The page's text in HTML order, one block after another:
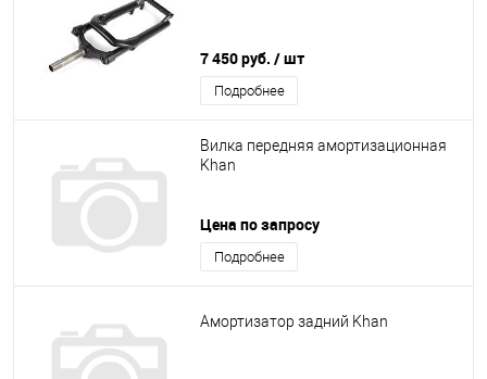
7 450 руб. / шт
Подробнее
Вилка передняя амортизационная
Khan
Цена по запросу
Подробнее
Амортизатор задний Khan